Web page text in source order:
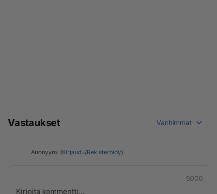
Vastaukset Vanhimmat
Anonyymi (Kirjaudu/Rekisteröidy)
5000